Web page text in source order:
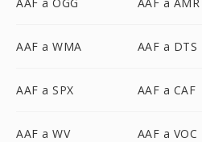
AAF a WMA AAF a DTS
AAF a SPX AAF a CAF
AAF a WV AAF a VOC